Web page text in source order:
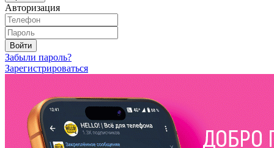
Авторизация
Войти
Забыли пароль?
Зарегистрироваться